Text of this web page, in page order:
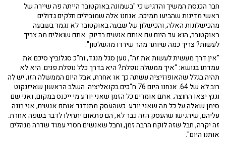
חבר הכנסת המשיך והדגיש כי "בשמונה באוקטובר הייתה פה שיירה של
ראשי מדינות שהביעו תמיכה. אנחנו אלה שמובילים חלקים גדולים
מהכישלונות האלה, והכישלון של שבעה באוקטובר לא נגמר בשבעה
באוקטובר, הוא עד היום עם אותם אנשים בדיוק. אתם שואלים מה צריך
לעשות? צריך כמה שיותר מהר שירדו מהשלטון".
"אין דרך מעשית לעשות את זה", טען סגל מנגד, וח"כ סגלוביץ סיכם את
עמדתו בנושא: "איך ממשלה נופלת? היא בדרך כלל נופלת פנים. היא לא
תהיה בגלל שהאופוזיציה עשתה כך או אחרת, אבל היום הממשלה הזו, יש לה
רוב לא של 64. אנחנו היום 76 ח"כים בקואליציה. השלב הראשון שאיזנקוט
וגנץ יצאו החוצה. אתם אומרים כל הזמן שאני יודע מי ייכנס במקום, ואני שם
סימן שאלה על כל מה שאני יודע. כשהעסק מתנדנד אותם אנשים, אני בונה
עליהם, שירגישו שהעסק הזה כבר לא, הם פתאום יתחילו לדבר בשפה אחרת.
זה יקרה, חבל שזה לוקח הרבה זמן, וחבל שאנשים חסרי עמוד שדרה מנהלים
אותנו היום".